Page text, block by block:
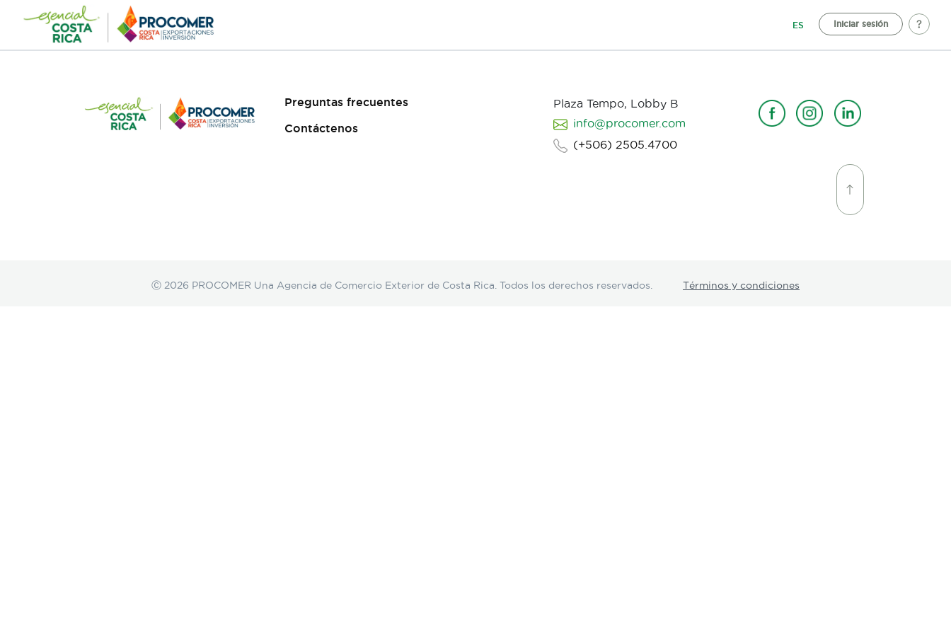
contenido
ES Iniciar sesión
Preguntas frecuentes
Contáctenos
Plaza Tempo, Lobby B
info@procomer.com
(+506) 2505.4700
Ⓒ 2026 PROCOMER Una Agencia de Comercio Exterior de Costa Rica. Todos los derechos reservados. Términos y condiciones